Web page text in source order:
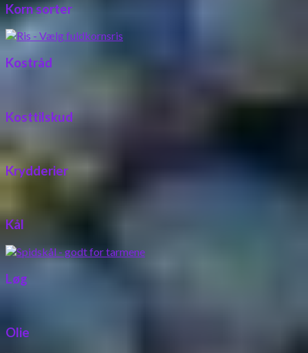
Korn sorter
Kostråd
Kosttilskud
Krydderier
Kål
Løg
Olie